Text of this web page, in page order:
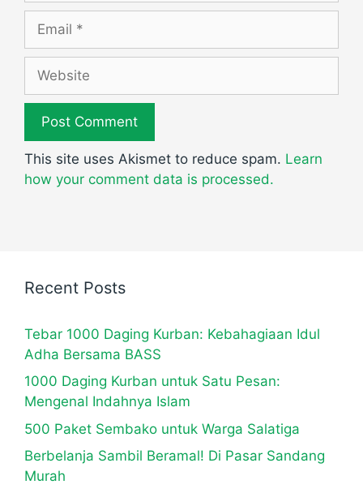
Email
Website
This site uses Akismet to reduce spam. Learn
how your comment data is processed.
Recent Posts
Tebar 1000 Daging Kurban: Kebahagiaan Idul
Adha Bersama BASS
1000 Daging Kurban untuk Satu Pesan:
Mengenal Indahnya Islam
500 Paket Sembako untuk Warga Salatiga
Berbelanja Sambil Beramal! Di Pasar Sandang
Murah